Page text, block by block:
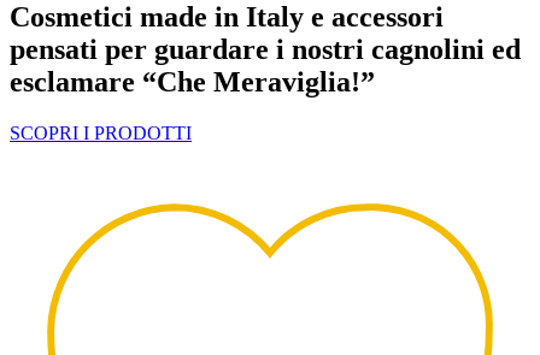
Cosmetici made in Italy e accessori
pensati per guardare i nostri cagnolini ed
esclamare “Che Meraviglia!”
SCOPRI I PRODOTTI